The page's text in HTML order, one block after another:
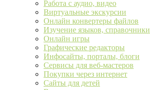
Работа с аудио, видео
Виртуальные экскурсии
Онлайн конвертеры файлов
Изучение языков, справочники
Онлайн игры
Графические редакторы
Инфосайты, порталы, блоги
Сервисы для веб-мастеров
Покупки через интернет
Сайты для детей